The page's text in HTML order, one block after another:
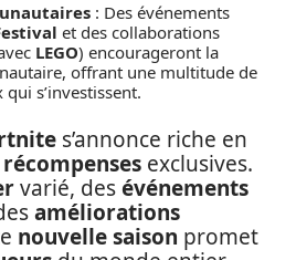
: Des événements
et des collaborations
LEGO) encourageront la
offrant une multitude de
qui s’investissent.
s’annonce riche en
récompenses exclusives.
varié, desévénements
améliorations
nouvelle saison promet